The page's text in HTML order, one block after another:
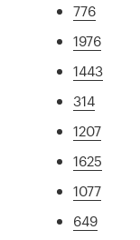
776
1976
1443
314
1207
1625
1077
649